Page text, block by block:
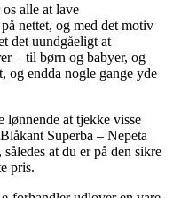
alle at lave
nettet, og med det motiv
det uundgåeligt at
– til børn og babyer, og
og endda nogle gange yde
at tjekke visse
Superba – Nepeta
at du er på den sikre
pris.